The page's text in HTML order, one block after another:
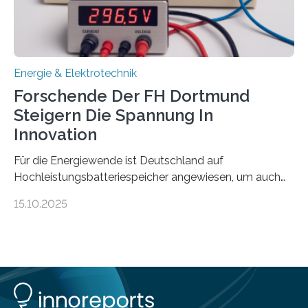
wissenschaftliche Erkenntnisse sollen rasch in die
Energie & Elektrotechnik
Forschende Der FH Dortmund
Steigern Die Spannung In
Innovation
Für die Energiewende ist Deutschland auf
Hochleistungsbatteriespeicher angewiesen, um auch
Doch mit der immensen Zahl einzelner Batteriezellen,
Projekt KV-BATT diese Verluste reduzieren und
erhöhen dazu die Spannung um das Zehn- bis
15.10.2025